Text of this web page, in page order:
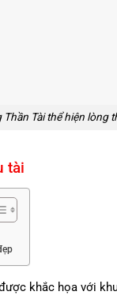
Thần Tài thể hiện lòng
tài
khắc họa với